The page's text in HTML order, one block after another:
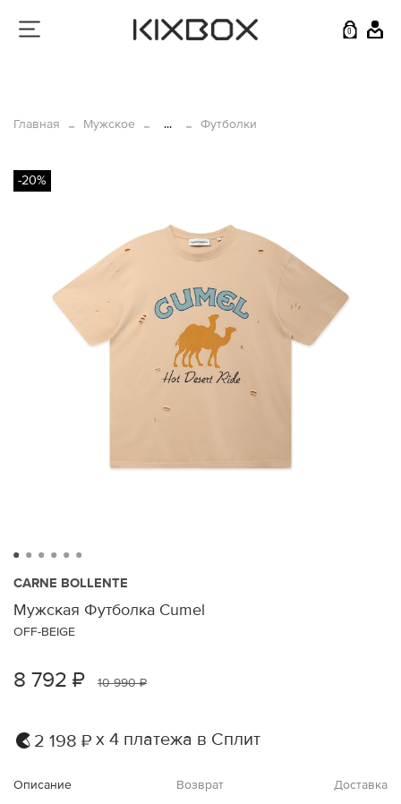
0
Главная Мужское ... Футболки
-20%
CARNE BOLLENTE
Мужская Футболка Cumel
OFF-BEIGE
8 792 ₽ 10 990 ₽
2 198 ₽ х 4 платежа в Сплит
Описание Возврат Доставка